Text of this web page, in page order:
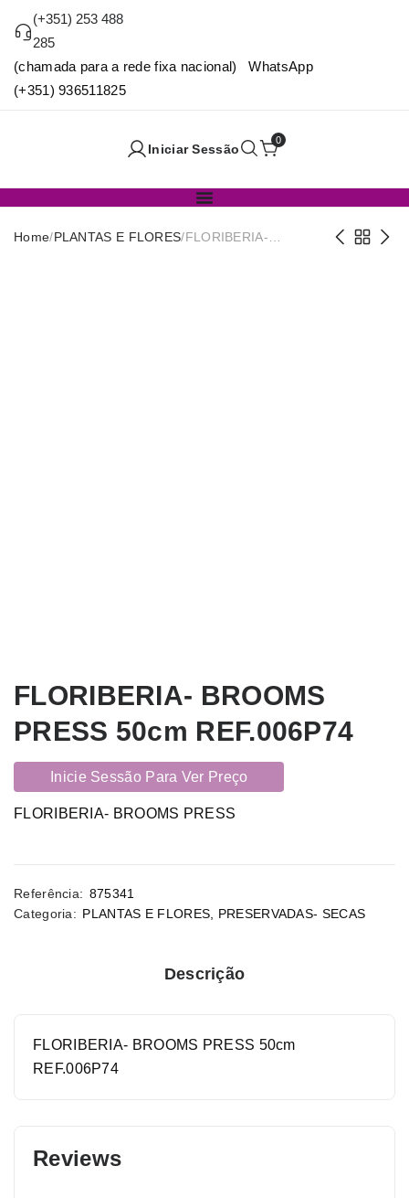
(+351) 253 488
285
(chamada para a rede fixa nacional) WhatsApp
(+351) 936511825
Iniciar Sessão
0
Home/PLANTAS E FLORES/FLORIBERIA-
FLORIBERIA- BROOMS
PRESS 50cm REF.006P74
Inicie Sessão Para Ver Preço
FLORIBERIA- BROOMS PRESS
Referência: 875341
Categoria: PLANTAS E FLORES PRESERVADAS- SECAS
Descrição
FLORIBERIA- BROOMS PRESS 50cm
REF.006P74
Reviews